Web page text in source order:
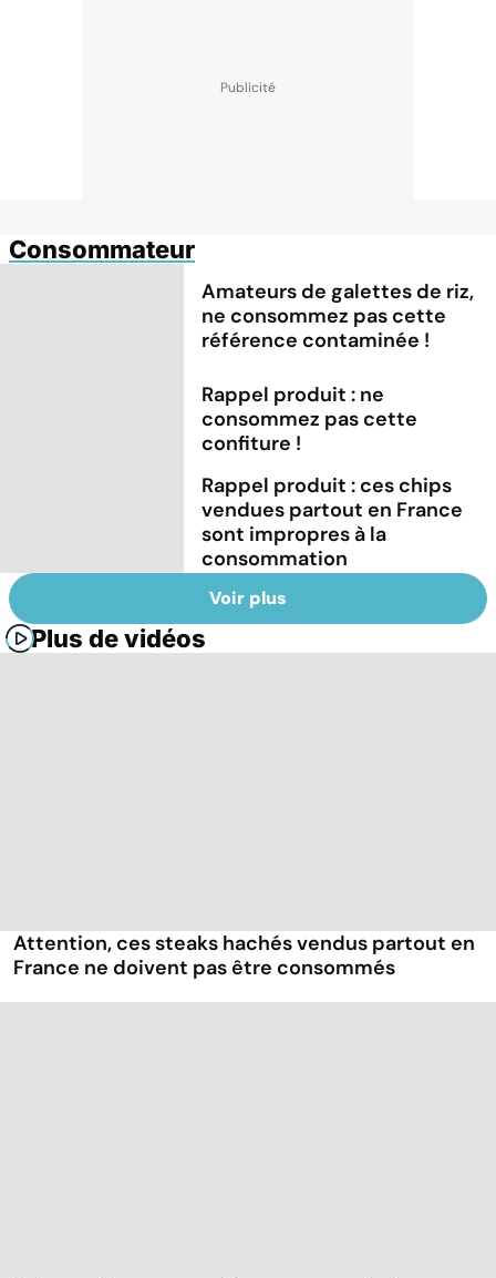
Consommateur
Amateurs de galettes de riz,
ne consommez pas cette
référence contaminée !
Rappel produit : ne
consommez pas cette
confiture !
Rappel produit : ces chips
vendues partout en France
sont impropres à la
consommation
Voir plus
Plus de vidéos
Attention, ces steaks hachés vendus partout en
France ne doivent pas être consommés